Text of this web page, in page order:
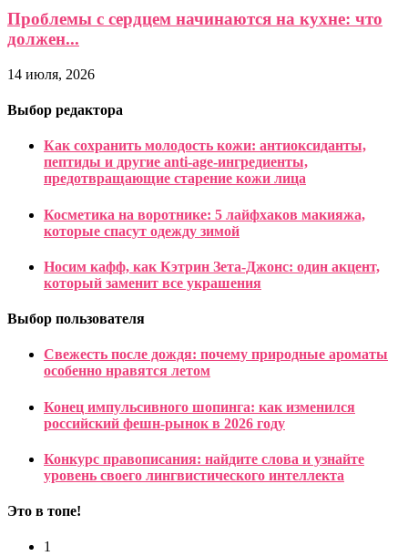
Проблемы с сердцем начинаются на кухне: что
должен...
14 июля, 2026
Выбор редактора
Как сохранить молодость кожи: антиоксиданты,
пептиды и другие anti-age-ингредиенты,
предотвращающие старение кожи лица
Косметика на воротнике: 5 лайфхаков макияжа,
которые спасут одежду зимой
Носим кафф, как Кэтрин Зета-Джонс: один акцент,
который заменит все украшения
Выбор пользователя
Свежесть после дождя: почему природные ароматы
особенно нравятся летом
Конец импульсивного шопинга: как изменился
российский фешн-рынок в 2026 году
Конкурс правописания: найдите слова и узнайте
уровень своего лингвистического интеллекта
Это в топе!
1